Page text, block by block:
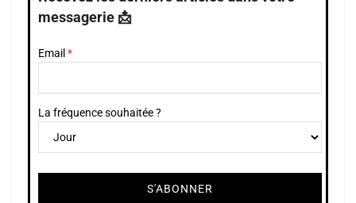
messagerie 📩
Email
La fréquence souhaitée ?